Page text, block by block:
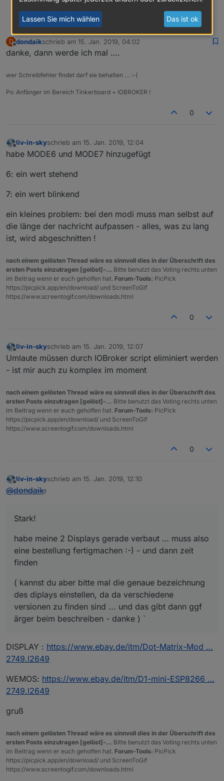
0
D
Offline
dondaikschrieb am 15. Jan. 2019, 04:02
zuletzt editiert von
danke, dann werde ich mal ….
wer Schreibfehler findet darf sie behalten … :-(
Ps: Anfänger im Bereich Tinkerboard + IOBROKER !
0
Offline
liv-in-skyschrieb am 15. Jan. 2019, 12:04
zuletzt editiert von
habe MODE6 und MODE7 hinzugefügt
6: ein wert stehend
7: ein wert blinkend
ein kleines problem: bei den modi muss man selbst auf
die länge der nachricht aufpassen - alles, was zu lang
ist, wird abgeschnitten !
nach einem gelösten Thread wäre es sinnvoll dies in der Überschrift des
ersten Posts einzutragen [gelöst]-... Bitte benutzt das Voting rechts unten
im Beitrag wenn er euch geholfen hat. Forum-Tools: PicPick
https://picpick.app/en/download/ und ScreenToGif
https://www.screentogif.com/downloads.html
0
Offline
liv-in-skyschrieb am 15. Jan. 2019, 12:07
zuletzt editiert von
Umlaute müssen durch IOBroker script eliminiert werden
- ist mir auch zu komplex im moment
nach einem gelösten Thread wäre es sinnvoll dies in der Überschrift des
ersten Posts einzutragen [gelöst]-... Bitte benutzt das Voting rechts unten
im Beitrag wenn er euch geholfen hat. Forum-Tools: PicPick
https://picpick.app/en/download/ und ScreenToGif
https://www.screentogif.com/downloads.html
0
Offline
liv-in-skyschrieb am 15. Jan. 2019, 12:10
zuletzt editiert von
@dondaik:
Stark!
habe meine 2 Displays gerade verbaut … muss also
eine bestellung fertigmachen :-) - und dann zeit
finden
( kannst du aber bitte mal die genaue bezeichnung
des diplays einstellen, da da verschiedene
versionen zu finden sind ... und das gibt dann ggf
ärger beim beschreiben - danke ) `
DISPLAY : https://www.ebay.de/itm/Dot-Matrix-Mod …
2749.l2649
WEMOS: https://www.ebay.de/itm/D1-mini-ESP8266 …
2749.l2649
gruß
nach einem gelösten Thread wäre es sinnvoll dies in der Überschrift des
ersten Posts einzutragen [gelöst]-... Bitte benutzt das Voting rechts unten
im Beitrag wenn er euch geholfen hat. Forum-Tools: PicPick
https://picpick.app/en/download/ und ScreenToGif
https://www.screentogif.com/downloads.html
Lassen Sie mich wählen Das ist ok